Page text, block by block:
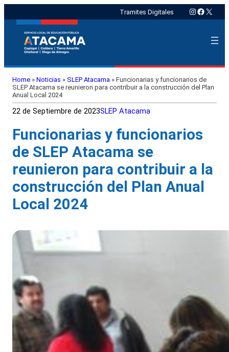
Tramites Digitales Instagram
X
Home » Noticias » SLEP Atacama » Funcionarias y funcionarios de
SLEP Atacama se reunieron para contribuir a la construcción del Plan
Anual Local 2024
22 de Septiembre de 2023SLEP Atacama
Funcionarias y funcionarios
de SLEP Atacama se
reunieron para contribuir a la
construcción del Plan Anual
Local 2024